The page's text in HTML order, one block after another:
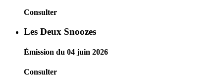
Consulter
Les Deux Snoozes
Émission du 04 juin 2026
Consulter